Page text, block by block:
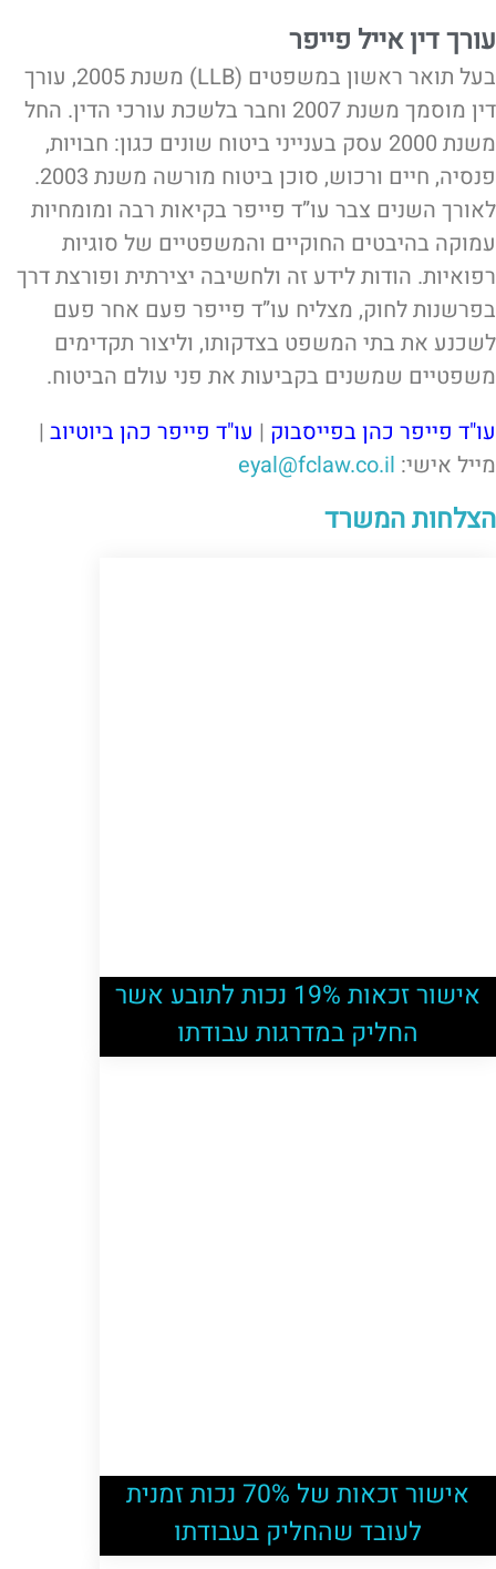
עורך דין אייל פייפר
בעל תואר ראשון במשפטים (LLB) משנת 2005, עורך
דין מוסמך משנת 2007 וחבר בלשכת עורכי הדין. החל
משנת 2000 עסק בענייני ביטוח שונים כגון: חבויות,
פנסיה, חיים ורכוש, סוכן ביטוח מורשה משנת 2003.
לאורך השנים צבר עו”ד פייפר בקיאות רבה ומומחיות
עמוקה בהיבטים החוקיים והמשפטיים של סוגיות
רפואיות. הודות לידע זה ולחשיבה יצירתית ופורצת דרך
בפרשנות לחוק, מצליח עו”ד פייפר פעם אחר פעם
לשכנע את בתי המשפט בצדקותו, וליצור תקדימים
משפטיים שמשנים בקביעות את פני עולם הביטוח.
עו"ד פייפר כהן בפייסבוק | עו"ד פייפר כהן ביוטיוב |
מייל אישי: eyal@fclaw.co.il
הצלחות המשרד
אישור זכאות 19% נכות לתובע אשר
החליק במדרגות עבודתו
אישור זכאות של 70% נכות זמנית
לעובד שהחליק בעבודתו